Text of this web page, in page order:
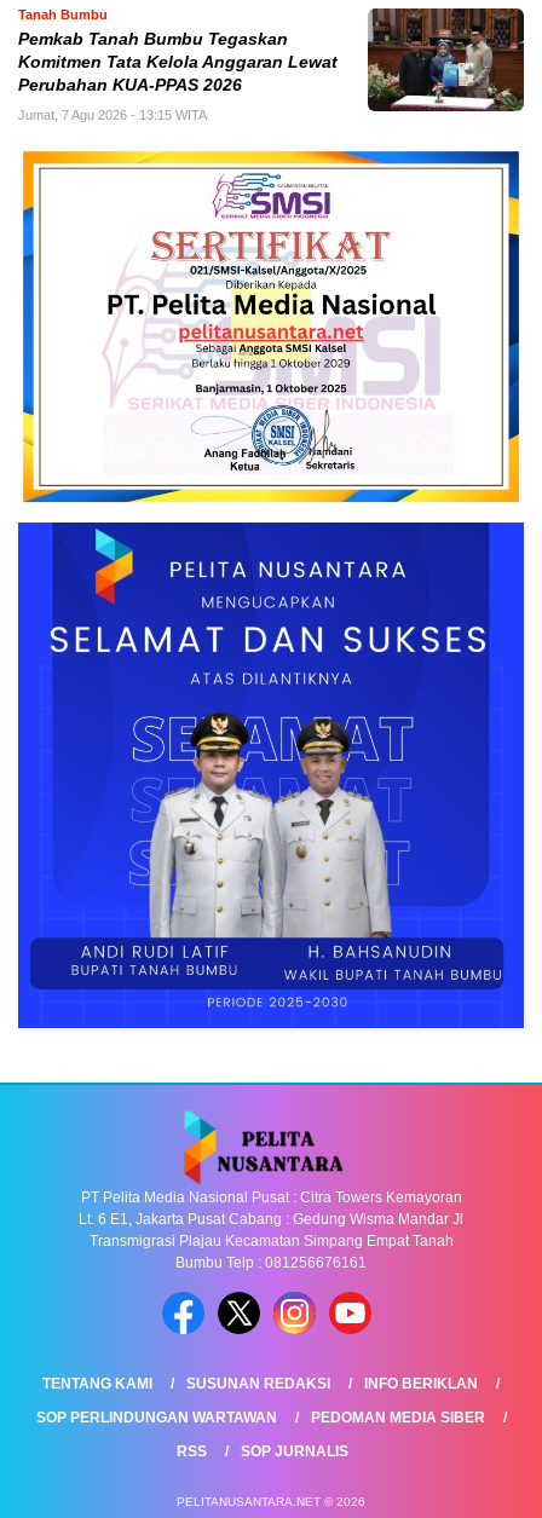
Tanah Bumbu
Pemkab Tanah Bumbu Tegaskan
Komitmen Tata Kelola Anggaran Lewat
Perubahan KUA-PPAS 2026
Jumat, 7 Agu 2026 - 13:15 WITA
PT Pelita Media Nasional Pusat : Citra Towers Kemayoran
Lt. 6 E1, Jakarta Pusat Cabang : Gedung Wisma Mandar Jl
Transmigrasi Plajau Kecamatan Simpang Empat Tanah
Bumbu Telp : 081256676161
TENTANG KAMI SUSUNAN REDAKSI
INFO BERIKLAN
SOP PERLINDUNGAN WARTAWAN
PEDOMAN MEDIA SIBER
RSS
SOP JURNALIS
PELITANUSANTARA.NET © 2026